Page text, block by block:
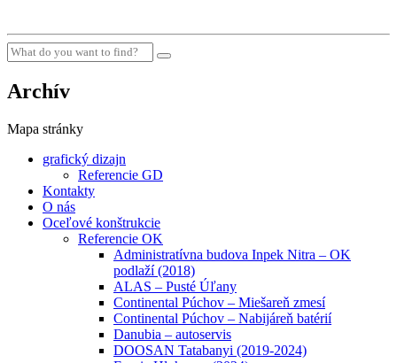
Archív
Mapa stránky
grafický dizajn
Referencie GD
Kontakty
O nás
Oceľové konštrukcie
Referencie OK
Administratívna budova Inpek Nitra – OK
podlaží (2018)
ALAS – Pusté Úľany
Continental Púchov – Miešareň zmesí
Continental Púchov – Nabijáreň batérií
Danubia – autoservis
DOOSAN Tatabanyi (2019-2024)